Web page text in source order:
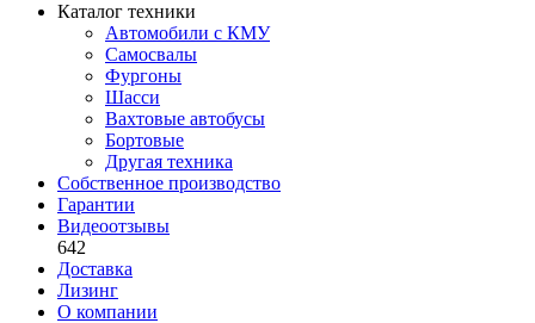
Каталог техники
Автомобили с КМУ
Самосвалы
Фургоны
Шасси
Вахтовые автобусы
Бортовые
Другая техника
Собственное производство
Гарантии
Видеоотзывы
642
Доставка
Лизинг
О компании